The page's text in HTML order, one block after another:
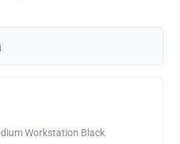
Workstation Black